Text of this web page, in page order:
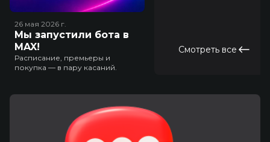
26 мая 2026 г.
Мы запустили бота в
MAX!
Расписание, премьеры и
покупка — в пару касаний.
Смотреть все